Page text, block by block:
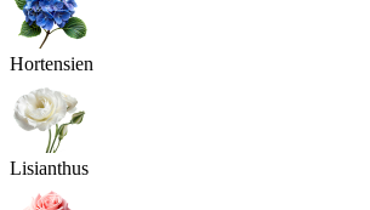
Hortensien
Lisianthus